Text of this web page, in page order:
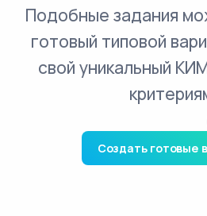
Подобные задания
готовый типовой
свой уникальный
Создать готовые